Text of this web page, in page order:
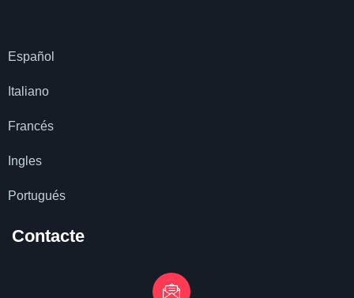
Español
Italiano
Francés
Ingles
Portugués
Contacte